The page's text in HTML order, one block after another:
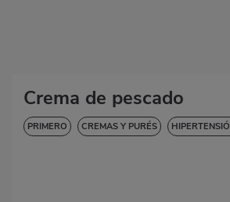
Crema de pescado
PRIMERO CREMAS Y PURÉS